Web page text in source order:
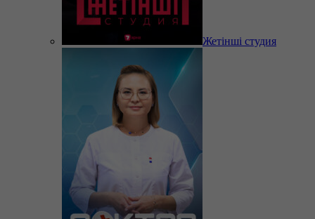
Жетінші студия